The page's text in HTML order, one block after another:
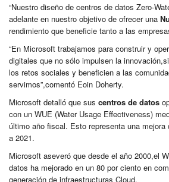
“Nuestro diseño de centros de datos Zero-
adelante en nuestro objetivo de ofrecer una
rendimiento que beneficie tanto a las
“En Microsoft trabajamos para construir y
digitales que no sólo impulsen la
los retos sociales y beneficien a las
servimos”,comentó Eoin Doherty.
Microsoft detalló que sus centros de datos
con un WUE (Water Usage Effectiveness)
último año fiscal. Esto representa una
a 2021.
Microsoft aseveró que desde el año 2000,el
datos ha mejorado en un 80 por ciento en
generación de infraestructuras Cloud.